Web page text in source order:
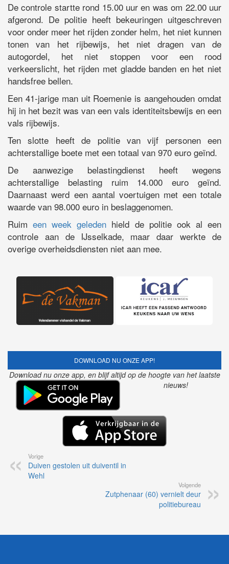
De controle startte rond 15.00 uur en was om 22.00 uur
afgerond. De politie heeft bekeuringen uitgeschreven
voor onder meer het rijden zonder helm, het niet kunnen
tonen van het rijbewijs, het niet dragen van de
autogordel, het niet stoppen voor een rood
verkeerslicht, het rijden met gladde banden en het niet
handsfree bellen.
Een 41-jarige man uit Roemenie is aangehouden omdat
hij in het bezit was van een vals identiteitsbewijs en een
vals rijbewijs.
Ten slotte heeft de politie van vijf personen een
achterstallige boete met een totaal van 970 euro geïnd.
De aanwezige belastingdienst heeft wegens
achterstallige belasting ruim 14.000 euro geïnd.
Daarnaast werd een aantal voertuigen met een totale
waarde van 98.000 euro in beslaggenomen.
Ruimeen week geleden hield de politie ook al een
controle aan de IJsselkade, maar daar werkte de
overige overheidsdiensten niet aan mee.
DOWNLOAD NU ONZE APP!
Download nu onze app, en blijf altijd op de hoogte van het laatste
nieuws!
Vorige
Duiven gestolen uit duiventil in
Wehl
Volgende
Zutphenaar (60) vernielt deur
politiebureau